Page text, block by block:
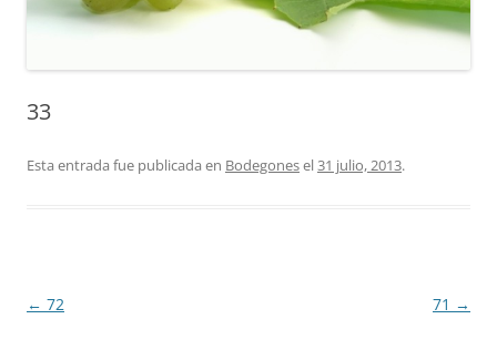
33
Esta entrada fue publicada en Bodegonesel31 julio, 2013.
Navegación
← 72 71 →